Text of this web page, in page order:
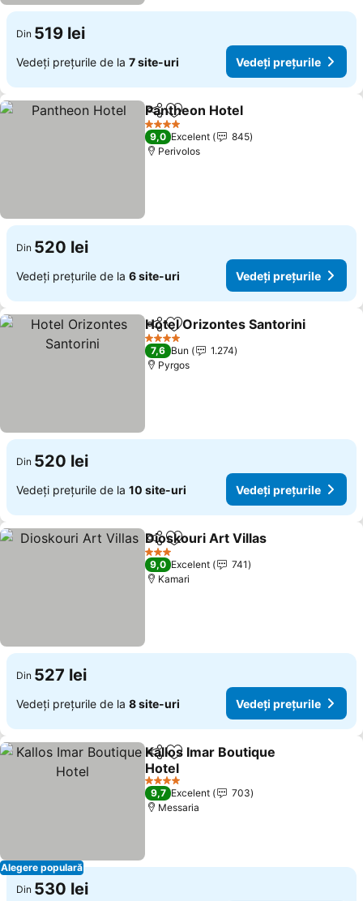
Din 519 lei
Vedeți prețurile de la 7 site-uri Vedeți prețurile
DistribuițiAdăugaţi la favorite
Pantheon Hotel
4 Stele
9,0 Excelent
845
Perivolos
Din 520 lei
Vedeți prețurile de la 6 site-uri Vedeți prețurile
DistribuițiAdăugaţi la favorite
Hotel Orizontes Santorini
4 Stele
7,6 Bun
1.274
Pyrgos
Din 520 lei
Vedeți prețurile de la 10 site-uri Vedeți prețurile
DistribuițiAdăugaţi la favorite
Dioskouri Art Villas
3 Stele
9,0 Excelent
741
Kamari
Din 527 lei
Vedeți prețurile de la 8 site-uri Vedeți prețurile
Alegere populară
DistribuițiAdăugaţi la favorite
Kallos Imar Boutique
Hotel
Vedeți prețurile
4 Stele
9,7 Excelent
703
Messaria
Din 530 lei